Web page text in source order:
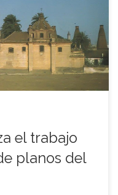
realizado por la
En total se
que tardaron en
el trabajo
planos del